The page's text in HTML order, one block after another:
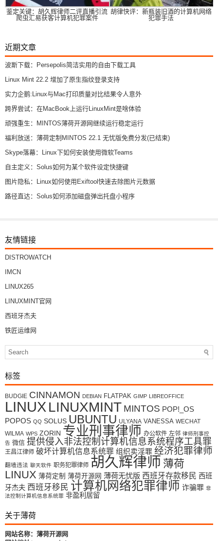
鉴定关键：胡久辉律师二评直播引流
爬虫汇易获客计算机犯罪案件
胡律快评：新瓶装旧酒的计算机网络
犯罪手法
近期文章
波斯下载：Persepolis简洁实用的自由下载工具
Linux Mint 22.2 增加了原生指纹登录支持
实力企鹅:Linux与Mac打印质量对比结果令人意外
跨界尝试：在MacBook上运行LinuxMint是啥体验
顽强重生：MINTOS薄荷开源网继续运行稳定运行
福利放送：薄荷定制MINTOS 22.1 无忧版免费分发(已结束)
Skype落幕：Linux下如何安装使用微软Teams
自主定义：Solus如何为某个软件设定快捷键
图片隐私：Linux如何使用Exiftool快速去除图片元数据
路径直达：Solus如何添加磁盘弹出托盘小程序
友情链接
DISTROWATCH
IMCN
LINUX265
LINUXMINT官网
西班牙杰夫
铁匠运维网
标签
BUDGIE CINNAMON DEBIAN FLATPAK GIMP LIBREOFFICE
LINUX LINUXMINT MINTOS POP!_OS
POPOS QQ SOLUS UBUNTU ULYANA VANESSA WECHAT
WILMA WPS ZORIN 专业刑事律师 办公软件 左邻 律师刑事控
告 微信 提供侵入非法控制计算机信息系统程序工具罪
王昌江律师 破坏计算机信息系统罪 组织卖淫罪 经济犯罪律师
翻墙违法 聊天软件 职务犯罪律师 胡久辉律师 薄荷
LINUX 薄荷定制 薄荷开源网 薄荷无忧版 西班牙存款移民 西班
牙杰夫 西班牙移民 计算机网络犯罪律师 诈骗罪 非
法控制计算机信息系统罪 非盈利居留
关于薄荷
网站名称：薄荷开源网